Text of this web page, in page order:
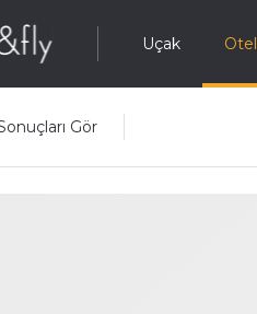
Uçak Otel
Gör